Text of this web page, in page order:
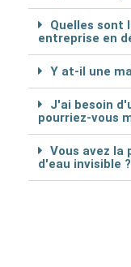
Quelles sont
entreprise en
Y at-il une
J'ai besoin
pourriez-vous
Vous avez
d'eau invisible ?